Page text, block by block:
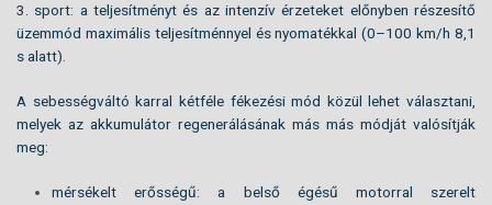
3. sport: a teljesítményt és az intenzív érzeteket előnyben részesítő
üzemmód maximális teljesítménnyel és nyomatékkal (0–100 km/h 8,1
s alatt).
A sebességváltó karral kétféle fékezési mód közül lehet választani,
melyek az akkumulátor regenerálásának más más módját valósítják
meg:
mérsékelt erősségű: a belső égésű motorral szerelt